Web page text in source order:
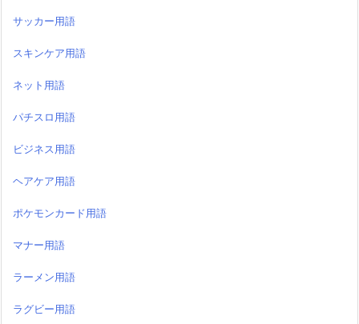
サッカー用語
スキンケア用語
ネット用語
パチスロ用語
ビジネス用語
ヘアケア用語
ポケモンカード用語
マナー用語
ラーメン用語
ラグビー用語